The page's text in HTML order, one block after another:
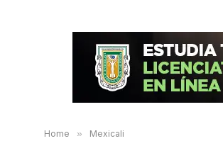
Home » Mexicali